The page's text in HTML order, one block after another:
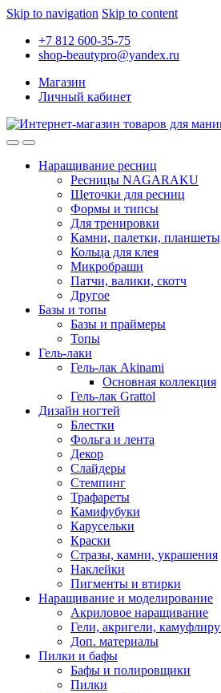
Skip to navigation Skip to content
+7 812 600-35-75
shop-beautypro@yandex.ru
Магазин
Личный кабинет
Наращивание ресниц
Ресницы NAGARAKU
Щеточки для ресниц
Формы и типсы
Для тренировки
Камни, палетки,
Кольца для клея
Микробраши
Патчи, валики, скотч
Другое
Базы и топы
Базы и праймеры
Топы
Гель-лаки
Гель-лак Akinami
Основная коллекция
Гель-лак Grattol
Дизайн ногтей
Блестки
Фольга и лента
Декор
Слайдеры
Стемпинг
Трафареты
Камифубуки
Карусельки
Краски
Стразы, камни, украшения
Наклейки
Пигменты и втирки
Наращивание и моделирование
Акриловое наращивание
Гели, акригели,
Доп. материалы
Пилки и бафы
Бафы и полировщики
Пилки